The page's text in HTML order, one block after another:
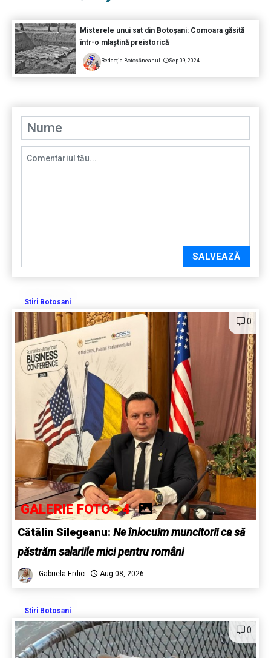
Misterele unui sat din Botoșani: Comoara găsită
într-o mlaștină preistorică
Redacția Botoșăneanul Sep 09, 2024
SALVEAZĂ
Stiri Botosani
0
GALERIE FOTO - 4
Cătălin Silegeanu: Ne înlocuim muncitorii ca să
păstrăm salariile mici pentru români
Gabriela Erdic Aug 08, 2026
Stiri Botosani
0